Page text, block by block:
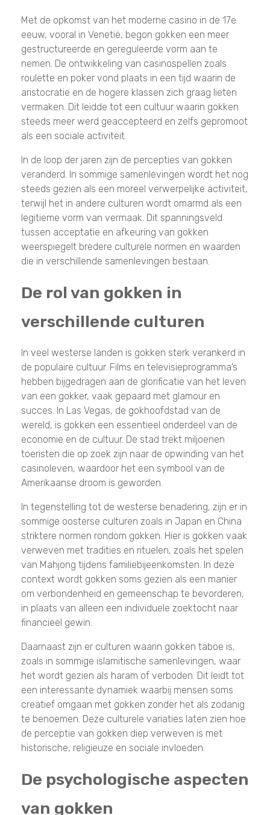
Met de opkomst van het moderne casino in de 17e
eeuw, vooral in Venetië, begon gokken een meer
gestructureerde en gereguleerde vorm aan te
nemen. De ontwikkeling van casinospellen zoals
roulette en poker vond plaats in een tijd waarin de
aristocratie en de hogere klassen zich graag lieten
vermaken. Dit leidde tot een cultuur waarin gokken
steeds meer werd geaccepteerd en zelfs gepromoot
als een sociale activiteit.
In de loop der jaren zijn de percepties van gokken
veranderd. In sommige samenlevingen wordt het nog
steeds gezien als een moreel verwerpelijke activiteit,
terwijl het in andere culturen wordt omarmd als een
legitieme vorm van vermaak. Dit spanningsveld
tussen acceptatie en afkeuring van gokken
weerspiegelt bredere culturele normen en waarden
die in verschillende samenlevingen bestaan.
De rol van gokken in
verschillende culturen
In veel westerse landen is gokken sterk verankerd in
de populaire cultuur. Films en televisieprogramma’s
hebben bijgedragen aan de glorificatie van het leven
van een gokker, vaak gepaard met glamour en
succes. In Las Vegas, de gokhoofdstad van de
wereld, is gokken een essentieel onderdeel van de
economie en de cultuur. De stad trekt miljoenen
toeristen die op zoek zijn naar de opwinding van het
casinoleven, waardoor het een symbool van de
Amerikaanse droom is geworden.
In tegenstelling tot de westerse benadering, zijn er in
sommige oosterse culturen zoals in Japan en China
striktere normen rondom gokken. Hier is gokken vaak
verweven met tradities en rituelen, zoals het spelen
van Mahjong tijdens familiebijeenkomsten. In deze
context wordt gokken soms gezien als een manier
om verbondenheid en gemeenschap te bevorderen,
in plaats van alleen een individuele zoektocht naar
financieel gewin.
Daarnaast zijn er culturen waarin gokken taboe is,
zoals in sommige islamitische samenlevingen, waar
het wordt gezien als haram of verboden. Dit leidt tot
een interessante dynamiek waarbij mensen soms
creatief omgaan met gokken zonder het als zodanig
te benoemen. Deze culturele variaties laten zien hoe
de perceptie van gokken diep verweven is met
historische, religieuze en sociale invloeden.
De psychologische aspecten
van gokken